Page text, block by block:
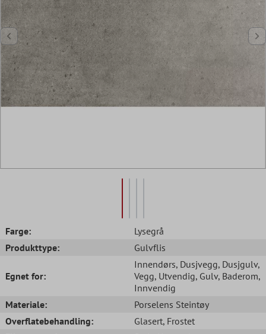
Farge:
Lysegrå
Produkttype:
Gulvflis
Egnet for:
Innendørs, Dusjvegg, Dusjgulv,
Vegg, Utvendig, Gulv, Baderom,
Innvendig
Materiale:
Porselens Steintøy
Overflatebehandling:
Glasert, Frostet